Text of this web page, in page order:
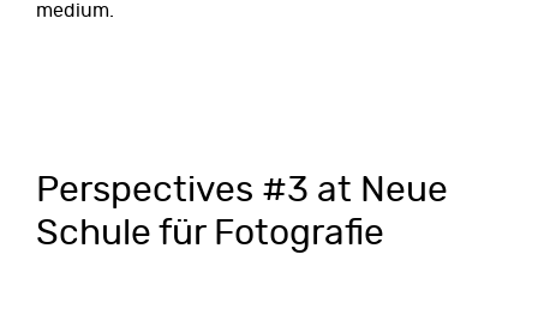
medium.
Perspectives #3 at Neue
Schule für Fotografie